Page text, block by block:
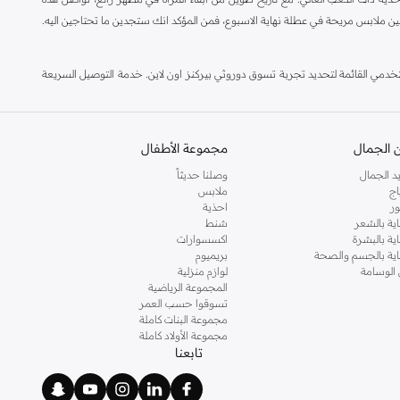
ملابس مريحة في عطلة نهاية الاسبوع، فمن المؤكد انك ستجدين ما تحتاجين اليه.
القائمة لتحديد تجربة تسوق دوروثي بيركنز اون لاين. خدمة التوصيل السريعة
الجمال
الجمال
بالشعر
بالبشرة
بالجسم والصحة
الوسامة
مجموعة الأطفال
وصلنا حديثاً
ملابس
احذية
شنط
اكسسوارات
بريميوم
لوازم منزلية
المجموعة الرياضية
تسوقوا حسب العمر
مجموعة البنات كاملة
مجموعة الأولاد كاملة
تابعنا